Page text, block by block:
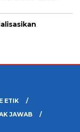
ETIK
JAWAB